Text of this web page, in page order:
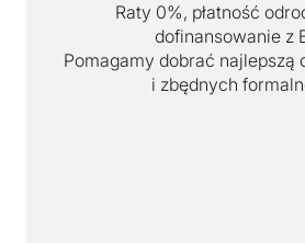
Raty 0%, płatność
dofinansowanie z
Pomagamy dobrać najlepszą
i zbędnych